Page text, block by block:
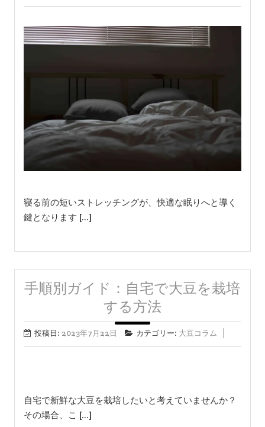
寝る前の短いストレッチングが、快適な眠りへと導く
鍵となります […]
手順別ガイド：自宅で大豆を栽培
する方法
投稿日: 2023年7月22日 カテゴリー: 大豆コラム
自宅で新鮮な大豆を栽培したいと考えていませんか？
その場合、こ […]